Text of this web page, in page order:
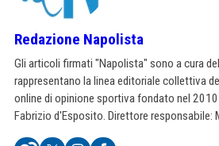
Redazione Napolista
Gli articoli firmati "Napolista" sono a cura
rappresentano la linea editoriale collettiva
online di opinione sportiva fondato nel
Fabrizio d'Esposito. Direttore responsabile: